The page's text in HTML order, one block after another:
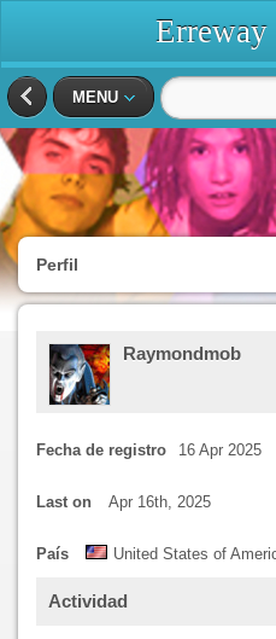
Erreway
MENU
Perfil
Raymondmob
Fecha de registro 16 Apr 2025
Last on Apr 16th, 2025
País United States of
Actividad